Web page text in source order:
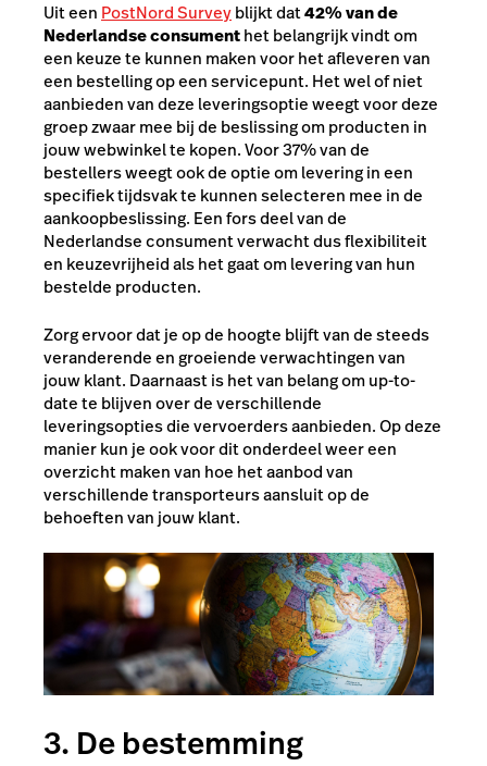
Uit een PostNord Surveyblijkt dat42% van de
Nederlandse consumenthet belangrijk vindt om
een keuze te kunnen maken voor het afleveren van
een bestelling op een servicepunt. Het wel of niet
aanbieden van deze leveringsoptie weegt voor deze
groep zwaar mee bij de beslissing om producten in
jouw webwinkel te kopen. Voor 37% van de
bestellers weegt ook de optie om levering in een
specifiek tijdsvak te kunnen selecteren mee in de
aankoopbeslissing. Een fors deel van de
Nederlandse consument verwacht dus flexibiliteit
en keuzevrijheid als het gaat om levering van hun
bestelde producten.
Zorg ervoor dat je op de hoogte blijft van de steeds
veranderende en groeiende verwachtingen van
jouw klant. Daarnaast is het van belang om up-to-
date te blijven over de verschillende
leveringsopties die vervoerders aanbieden. Op deze
manier kun je ook voor dit onderdeel weer een
overzicht maken van hoe het aanbod van
verschillende transporteurs aansluit op de
behoeften van jouw klant.
3. De bestemming